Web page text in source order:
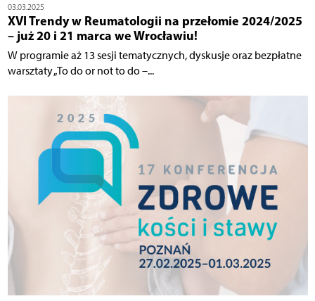
03.03.2025
XVI Trendy w Reumatologii na przełomie 2024/2025
– już 20 i 21 marca we Wrocławiu!
W programie aż 13 sesji tematycznych, dyskusje oraz bezpłatne
warsztaty „To do or not to do –...